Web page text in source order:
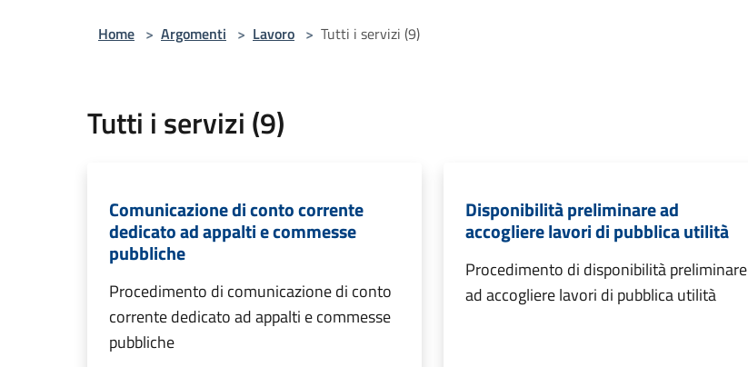
Home > Argomenti > Lavoro > Tutti i servizi (9)
Tutti i servizi (9)
Comunicazione di conto corrente
dedicato ad appalti e commesse
pubbliche
Procedimento di comunicazione di conto
corrente dedicato ad appalti e commesse
pubbliche
Disponibilità preliminare ad
accogliere lavori di pubblica utilità
Procedimento di disponibilità preliminare
ad accogliere lavori di pubblica utilità